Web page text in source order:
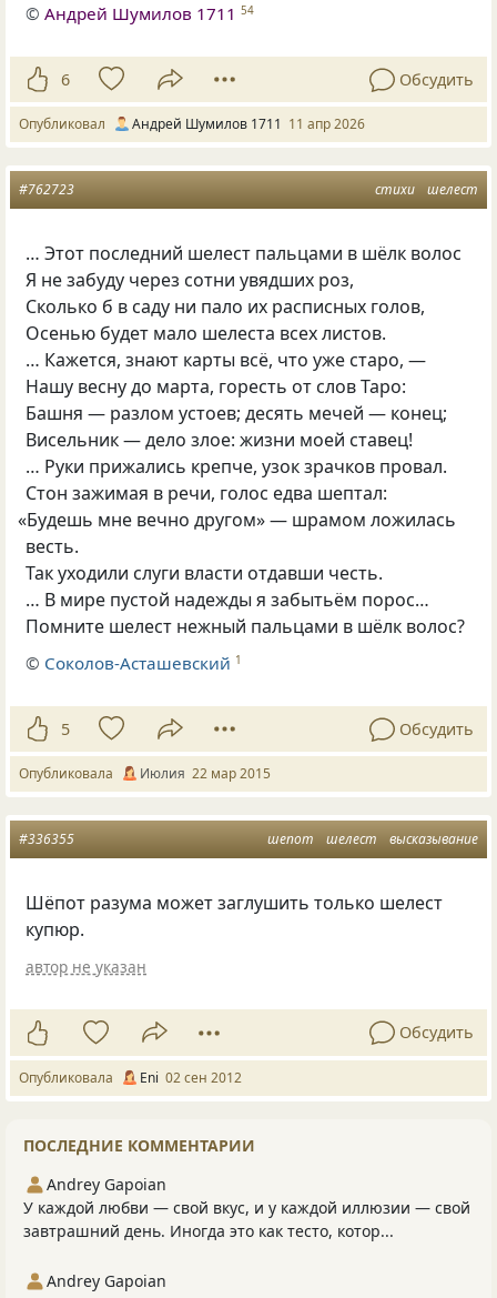
©Андрей Шумилов 1711 54
6 Обсудить
Опубликовал Андрей Шумилов 1711 11 апр 2026
стихи шелест
#762723
… Этот последний шелест пальцами в шёлк волос
Я не забуду через сотни увядших роз,
Сколько б в саду ни пало их расписных голов,
Осенью будет мало шелеста всех листов.
… Кажется, знают карты всё, что уже старо, —
Нашу весну до марта, горесть от слов Таро:
Башня — разлом устоев; десять мечей — конец;
Висельник — дело злое: жизни моей ставец!
… Руки прижались крепче, узок зрачков провал.
Стон зажимая в речи, голос едва шептал:
«Будешь мне вечно другом» — шрамом ложилась
весть.
Так уходили слуги власти отдавши честь.
… В мире пустой надежды я забытьём порос…
Помните шелест нежный пальцами в шёлк волос?
© Соколов-Асташевский 1
5 Обсудить
Опубликовала Июлия 22 мар 2015
шепот шелест высказывание
#336355
Шёпот разума может заглушить только шелест
купюр.
автор не указан
Обсудить
Опубликовала Eni 02 сен 2012
ПОСЛЕДНИЕ КОММЕНТАРИИ
Andrey Gapoian
У каждой любви — свой вкус, и у каждой иллюзии — свой
завтрашний день. Иногда это как тесто, котор...
Andrey Gapoian